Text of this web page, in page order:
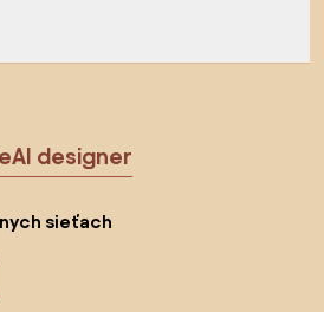
AI designer
sieťach